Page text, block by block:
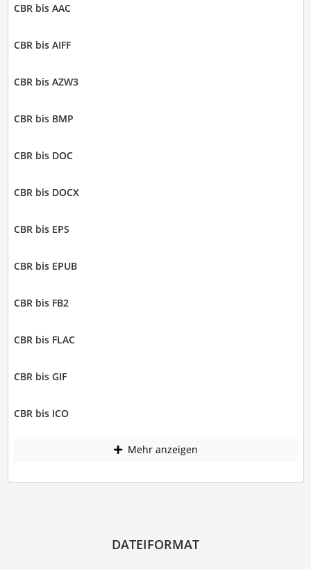
CBR bis AAC
CBR bis AIFF
CBR bis AZW3
CBR bis BMP
CBR bis DOC
CBR bis DOCX
CBR bis EPS
CBR bis EPUB
CBR bis FB2
CBR bis FLAC
CBR bis GIF
CBR bis ICO
Mehr anzeigen
DATEIFORMAT